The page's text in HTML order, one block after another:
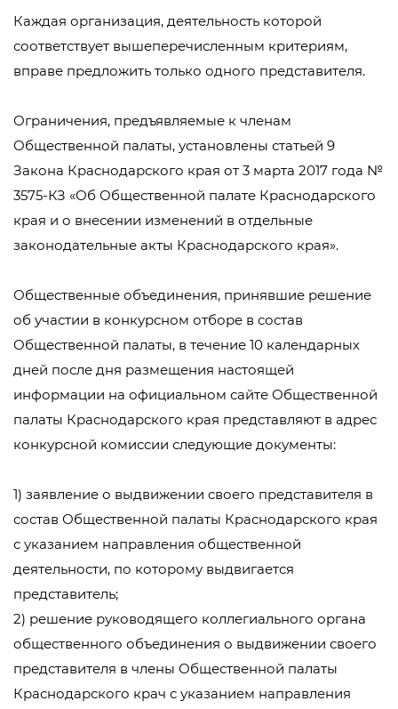
Каждая организация, деятельность которой
соответствует вышеперечисленным критериям,
вправе предложить только одного представителя.
Ограничения, предъявляемые к членам
Общественной палаты, установлены статьей 9
Закона Краснодарского края от 3 марта 2017 года №
3575-КЗ «Об Общественной палате Краснодарского
края и о внесении изменений в отдельные
законодательные акты Краснодарского края».
Общественные объединения, принявшие решение
об участии в конкурсном отборе в состав
Общественной палаты, в течение 10 календарных
дней после дня размещения настоящей
информации на официальном сайте Общественной
палаты Краснодарского края представляют в адрес
конкурсной комиссии следующие документы:
1) заявление о выдвижении своего представителя в
состав Общественной палаты Краснодарского края
с указанием направления общественной
деятельности, по которому выдвигается
представитель;
2) решение руководящего коллегиального органа
общественного объединения о выдвижении своего
представителя в члены Общественной палаты
Краснодарского крач с указанием направления